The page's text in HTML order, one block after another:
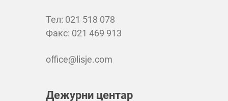
Тел: 021 518 078
Факс: 021 469 913
office@lisje.com
Дежурни центар